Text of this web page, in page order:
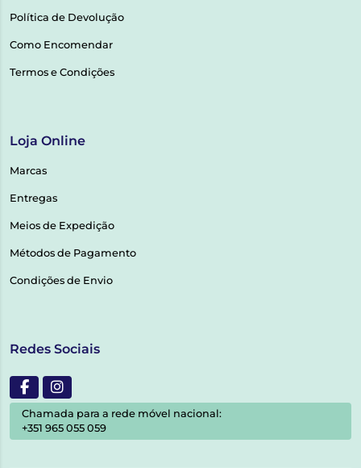
Política de Devolução
Como Encomendar
Termos e Condições
Loja Online
Marcas
Entregas
Meios de Expedição
Métodos de Pagamento
Condições de Envio
Redes Sociais
Chamada para a rede móvel nacional:
+351 965 055 059